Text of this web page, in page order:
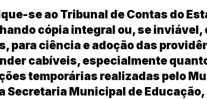
se ao Tribunal de Contas do
cópia integral ou, se
para ciência e adoção das
cabíveis, especialmente
temporárias realizadas pelo
Secretaria Municipal de